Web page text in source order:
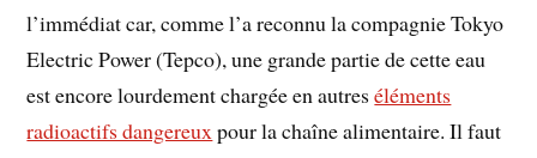
l’immédiat car, comme l’a reconnu la compagnie Tokyo
Electric Power (Tepco), une grande partie de cette eau
est encore lourdement chargée en autreséléments
radioactifs dangereuxpour la chaîne alimentaire. Il faut